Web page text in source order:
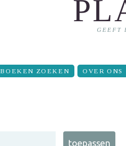
BOEKEN ZOEKEN OVER ONS